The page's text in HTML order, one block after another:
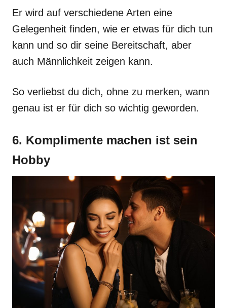
Er wird auf verschiedene Arten eine
Gelegenheit finden, wie er etwas für dich tun
kann und so dir seine Bereitschaft, aber
auch Männlichkeit zeigen kann.
So verliebst du dich, ohne zu merken, wann
genau ist er für dich so wichtig geworden.
6. Komplimente machen ist sein
Hobby